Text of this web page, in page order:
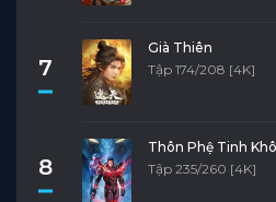
7
Già Thiên
Tập 174/208 [4K]
8
Thôn Phệ Tinh
Tập 235/260 [4K]